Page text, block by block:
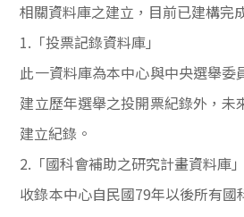
相關資料庫之建立，目前已建構完
1. 「投票記錄資料庫」
此一資料庫為本中心與中央選舉委
建立歷年選舉之投開票紀錄外，未
建立紀錄。
2. 「國科會補助之研究計畫資料庫」
收錄本中心自民國79年以後所有國